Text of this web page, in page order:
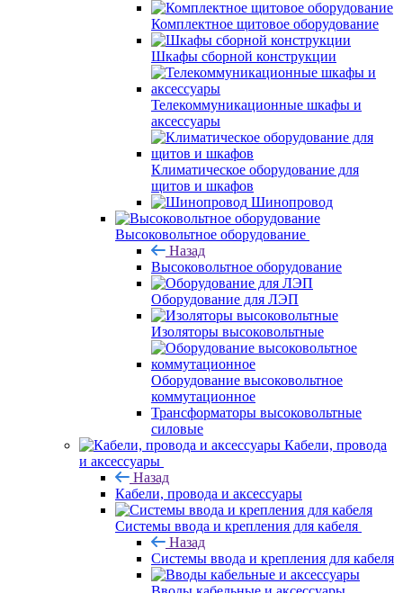
Комплектное щитовое оборудование
Шкафы сборной конструкции
Телекоммуникационные шкафы и
аксессуары
Климатическое оборудование для
щитов и шкафов
Шинопровод
Высоковольтное оборудование
Назад
Высоковольтное оборудование
Оборудование для ЛЭП
Изоляторы высоковольтные
Оборудование высоковольтное
коммутационное
Трансформаторы высоковольтные
силовые
Кабели, провода
и аксессуары
Назад
Кабели, провода и аксессуары
Системы ввода и крепления для кабеля
Назад
Системы ввода и крепления для кабеля